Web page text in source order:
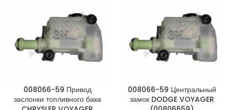
008066-59 Привод
заслонки топливного бака
008066-59 Центральный
замок DODGE VOYAGER